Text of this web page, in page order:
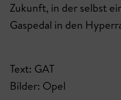
Zukunft, in der selbst
Gaspedal in den
Text: GAT
Bilder: Opel